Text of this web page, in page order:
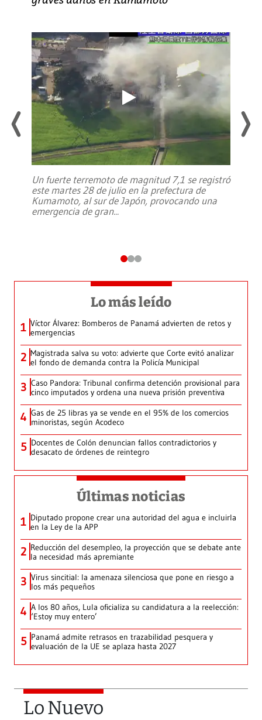
Un fuerte terremoto de magnitud 7,1 se registró
este martes 28 de julio en la prefectura de
Kumamoto, al sur de Japón, provocando una
emergencia de gran...
Lo más leído
1 Víctor Álvarez: Bomberos de Panamá advierten de retos y
emergencias
2 Magistrada salva su voto: advierte que Corte evitó analizar
el fondo de demanda contra la Policía Municipal
3 Caso Pandora: Tribunal confirma detención provisional para
cinco imputados y ordena una nueva prisión preventiva
4 Gas de 25 libras ya se vende en el 95% de los comercios
minoristas, según Acodeco
5 Docentes de Colón denuncian fallos contradictorios y
desacato de órdenes de reintegro
Últimas noticias
1 Diputado propone crear una autoridad del agua e incluirla
en la Ley de la APP
2 Reducción del desempleo, la proyección que se debate ante
la necesidad más apremiante
3 Virus sincitial: la amenaza silenciosa que pone en riesgo a
los más pequeños
4 A los 80 años, Lula oficializa su candidatura a la reelección:
‘Estoy muy entero’
5 Panamá admite retrasos en trazabilidad pesquera y
evaluación de la UE se aplaza hasta 2027
Lo Nuevo